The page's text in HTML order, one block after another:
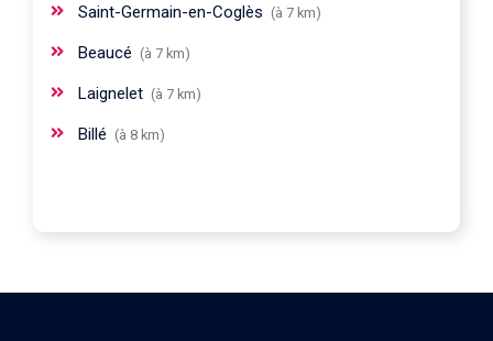
Saint-Germain-en-Coglès (à 7 km)
Beaucé (à 7 km)
Laignelet (à 7 km)
Billé (à 8 km)